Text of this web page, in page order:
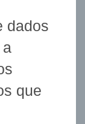
dados
a
que